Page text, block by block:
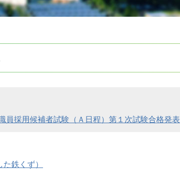
員採用候補者試験（Ａ日程）第１次試験合格発表
鉄くず）